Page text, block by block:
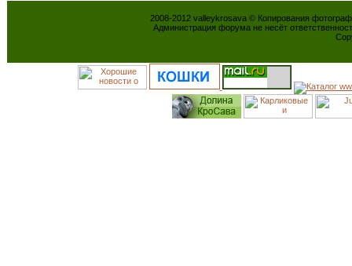
2008-2012 valleykrosava © Копирования
Администрация форума не несёт